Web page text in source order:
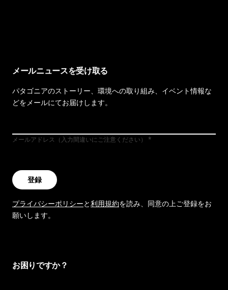
メールニュースを受け取る
パタゴニアのストーリー、環境への取り組み、イベント情報な
どをメールにてお届けします。
メールアドレス（入力間違いにご注意ください）
登録
プライバシーポリシーと利用規約を読み、同意の上ご登録をお
願いします。
お困りですか？